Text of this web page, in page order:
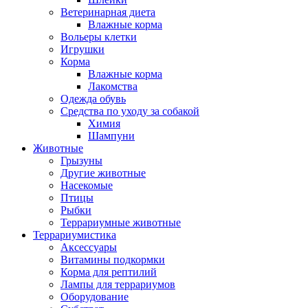
Ветеринарная диета
Влажные корма
Вольеры клетки
Игрушки
Корма
Влажные корма
Лакомства
Одежда обувь
Средства по уходу за собакой
Химия
Шампуни
Животные
Грызуны
Другие животные
Насекомые
Птицы
Рыбки
Террариумные животные
Террариумистика
Аксессуары
Витамины подкормки
Корма для рептилий
Лампы для террариумов
Оборудование